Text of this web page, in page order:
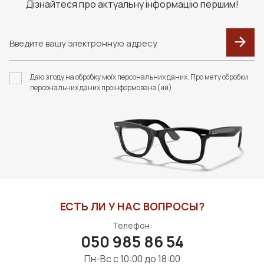
F093 В КОЛЬОРАХ.
ФУТЛЯР З СЕРВЕТКОЮ
FASHION STYLE
F092 В КОЛЬОРАХ.
FASHION STYLE
В КОРЗИНУ
Дізнайтеся про актуальну інформацію першим!
Даю згоду на обробку моїх персональних даних. Про мету обробки
персональних даних проінформована(ий)
ЕСТЬ ЛИ У НАС ВОПРОСЫ?
Телефон:
050 985 86 54
Пн-Вс с 10:00 до 18:00